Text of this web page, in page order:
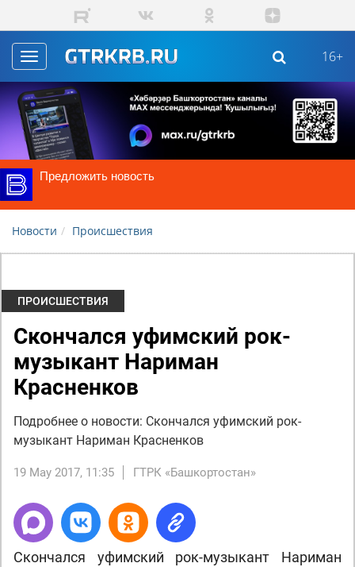
Skip to main content
Toggle
navigation
16+
Предложить новость
Новости Происшествия
ПРОИСШЕСТВИЯ
Скончался уфимский рок-
музыкант Нариман
Красненков
Подробнее о новости: Скончался уфимский рок-
музыкант Нариман Красненков
19 May 2017, 11:35 ГТРК «Башкортостан»
Скончался уфимский рок-музыкант Нариман